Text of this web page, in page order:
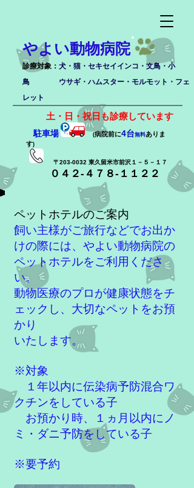
やよい動物病院
診療対象： 犬・猫・セキセイインコ・文鳥・小
鳥 ウサギ・ハムスター・ モルモット・フェ
レット
土・日・祝日も診療しています
駐車場 (病院前に4台無料ありま
す)
〒203-0032 東久留米市前沢１－５－１７
０４２-４７８-１１２２
ペットホテルのご案内
飼い主様がご旅行などでお出か
けの際には、やよい動物病院の
ペットホテルをご利用くださ
い。
動物医療のプロが健康状態をチ
ェックし、大切なペットをお預
かり
いたします。
※対象
１年以内に伝染病予防混合ワ
クチンをしている子
お預かり時、１ヵ月以内にノ
ミ・ダニ予防をしている子
※要予約